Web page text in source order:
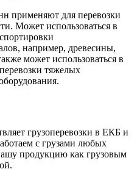
применяют для перевозки
Может использоваться в
например, древесины,
может использоваться в
тяжелых
грузоперевозки в ЕКБ и
с грузами любых
продукцию как грузовым